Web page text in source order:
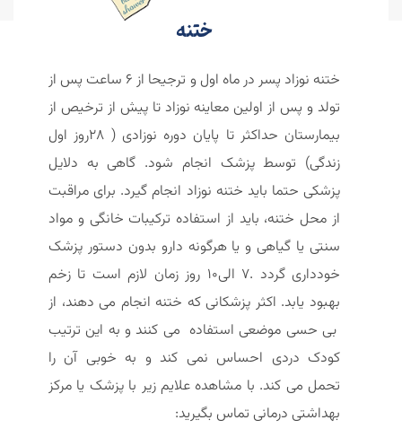
ختنه
ختنه نوزاد پسر در ماه اول و ترجیحا از 6 ساعت پس از
تولد و پس از اولین معاینه نوزاد تا پیش از ترخیص از
بیمارستان حداکثر تا پایان دوره نوزادی ( 28روز اول
زندگی) توسط پزشک انجام شود. گاهی به دلایل
پزشکی حتما باید ختنه نوزاد انجام گیرد. برای مراقبت
از محل ختنه، باید از استفاده ترکیبات خانگی و مواد
سنتی یا گیاهی و یا هرگونه دارو بدون دستور پزشک
خودداری گردد .7 الی10 روز زمان لازم است تا زخم
بهبود یابد. اکثر پزشکانی که ختنه انجام می دهند، از
بی حسی موضعی استفاده می کنند و به این ترتیب
کودک دردی احساس نمی کند و به خوبی آن را
تحمل می کند. با مشاهده علایم زیر با پزشک یا مرکز
بهداشتی درمانی تماس بگیرید: